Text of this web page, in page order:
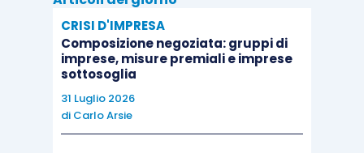
alienazionevolontaria o cessazione
coltivazioneo diconduzionediretta dei
terreni; e
inosservanza
CRISI D'IMPRESA
Composizione negoziata: gruppi di
imprese, misure premiali e imprese
sottosoglia
31 Luglio 2026
di Carlo Arsie